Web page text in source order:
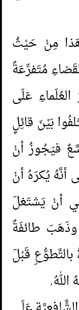
مِنْ حَيْثُ
مُتَفرِّعَةٌ
عَلَى
بَيْنَ قائِلٍ
فيَجُوزُ أنْ
أنَّهُ يُكرَهُ أنْ
أنْ يَشتَغلَ
وذَهَبَ طائفَةٌ
بالتَّطوُّعِ قَبْلَ